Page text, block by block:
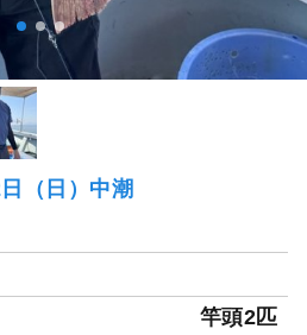
（日）中潮
竿頭2匹